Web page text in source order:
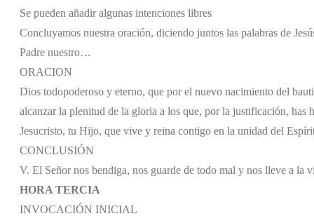
Se pueden añadir algunas intenciones libres
Concluyamos nuestra oración, diciendo juntos las palabras de
Padre nuestro…
ORACION
Dios todopoderoso y eterno, que por el nuevo nacimiento del
alcanzar la plenitud de la gloria a los que, por la justificación, has
Jesucristo, tu Hijo, que vive y reina contigo en la unidad del
CONCLUSIÓN
V. El Señor nos bendiga, nos guarde de todo mal y nos lleve a la
HORA TERCIA
INVOCACIÓN INICIAL